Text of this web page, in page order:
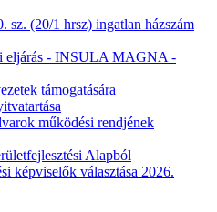
sz. (20/1 hrsz) ingatlan házszám
eljárás - INSULA MAGNA -
támogatására
működési rendjének
Alapból
képviselők választása 2026.